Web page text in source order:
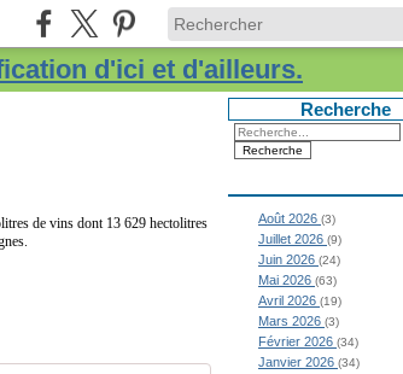
d'ici et d'ailleurs.
de vins dont 13 629 hectolitres
Recherche
Août 2026 (3)
Juillet 2026 (9)
Juin 2026 (24)
Mai 2026 (63)
Avril 2026 (19)
Mars 2026 (3)
Février 2026 (34)
Janvier 2026 (34)